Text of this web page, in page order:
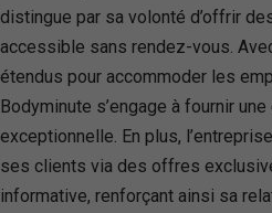
distingue par sa volonté d’offrir
accessible sans rendez-vous.
étendus pour accommoder les
Bodyminute s’engage à fournir
exceptionnelle. En plus,
ses clients via des offres
informative, renforçant ainsi sa